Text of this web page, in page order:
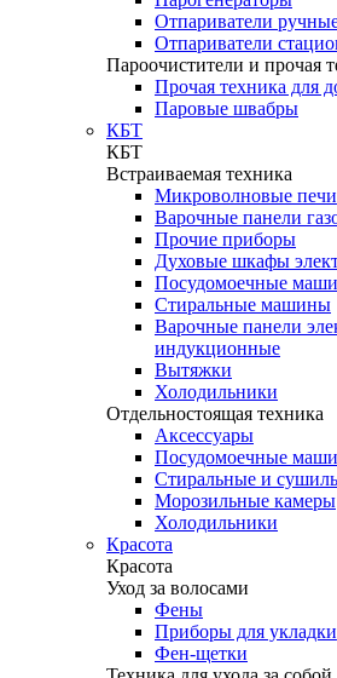
Отпариватели
Отпариватели
Пароочистители и прочая
Прочая техника для
Паровые швабры
КБТ
КБТ
Встраиваемая техника
Микроволновые печи
Варочные панели
Прочие приборы
Духовые шкафы
Посудомоечные
Стиральные машины
Варочные панели
индукционные
Вытяжки
Холодильники
Отдельностоящая техника
Аксессуары
Посудомоечные
Стиральные и
Морозильные камеры
Холодильники
Красота
Красота
Уход за волосами
Фены
Приборы для укладки
Фен-щетки